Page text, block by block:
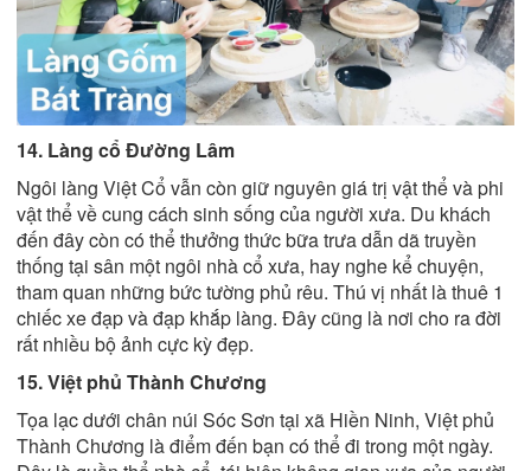
14. Làng cổ Đường Lâm
Ngôi làng Việt Cổ vẫn còn giữ nguyên giá trị vật thể và phi
vật thể về cung cách sinh sống của người xưa. Du khách
đến đây còn có thể thưởng thức bữa trưa dẫn dã truyền
thống tại sân một ngôi nhà cổ xưa, hay nghe kể chuyện,
tham quan những bức tường phủ rêu. Thú vị nhất là thuê 1
chiếc xe đạp và đạp khắp làng. Đây cũng là nơi cho ra đời
rất nhiều bộ ảnh cực kỳ đẹp.
15. Việt phủ Thành Chương
Tọa lạc dưới chân núi Sóc Sơn tại xã Hiền Ninh, Việt phủ
Thành Chương là điểm đến bạn có thể đi trong một ngày.